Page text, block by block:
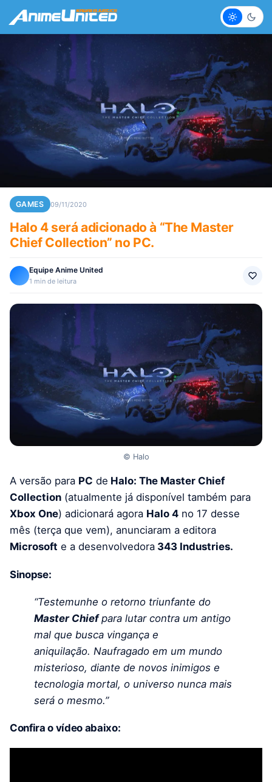
Claro
GAMES 09/11/2020
Halo 4 será adicionado à “The Master
Chief Collection” no PC.
Equipe Anime United
1 min de leitura
© Halo
A versão para PC de Halo: The Master Chief
Collection (atualmente já disponível também para
Xbox One) adicionará agora Halo 4 no 17 desse
mês (terça que vem), anunciaram a editora
Microsoft e a desenvolvedora 343 Industries.
Sinopse:
“Testemunhe o retorno triunfante do
Master Chiefpara lutar contra um antigo
mal que busca vingança e
aniquilação. Naufragado em um mundo
misterioso, diante de novos inimigos e
tecnologia mortal, o universo nunca mais
será o mesmo.”
Confira o vídeo abaixo: